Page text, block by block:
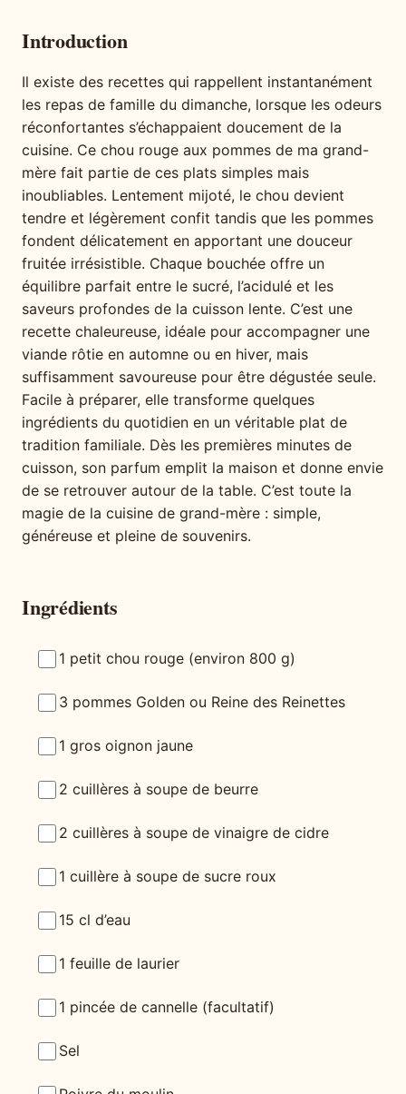
Introduction
Il existe des recettes qui rappellent instantanément
les repas de famille du dimanche, lorsque les odeurs
réconfortantes s’échappaient doucement de la
cuisine. Ce chou rouge aux pommes de ma grand-
mère fait partie de ces plats simples mais
inoubliables. Lentement mijoté, le chou devient
tendre et légèrement confit tandis que les pommes
fondent délicatement en apportant une douceur
fruitée irrésistible. Chaque bouchée offre un
équilibre parfait entre le sucré, l’acidulé et les
saveurs profondes de la cuisson lente. C’est une
recette chaleureuse, idéale pour accompagner une
viande rôtie en automne ou en hiver, mais
suffisamment savoureuse pour être dégustée seule.
Facile à préparer, elle transforme quelques
ingrédients du quotidien en un véritable plat de
tradition familiale. Dès les premières minutes de
cuisson, son parfum emplit la maison et donne envie
de se retrouver autour de la table. C’est toute la
magie de la cuisine de grand-mère : simple,
généreuse et pleine de souvenirs.
Ingrédients
1 petit chou rouge (environ 800 g)
3 pommes Golden ou Reine des Reinettes
1 gros oignon jaune
2 cuillères à soupe de beurre
2 cuillères à soupe de vinaigre de cidre
1 cuillère à soupe de sucre roux
15 cl d’eau
1 feuille de laurier
1 pincée de cannelle (facultatif)
Sel